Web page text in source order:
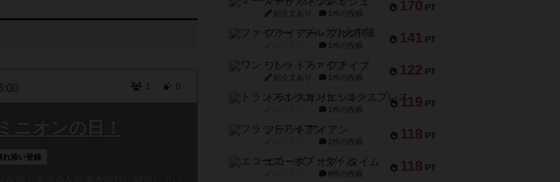
1 0
ニオンの日！
れ添い登録
170 PT
紹介文あり 1件の投稿
141 PT
ファイアー・ブルズ / 火牛陣
1件の投稿
122 PT
ワン・トゥ・ファイブ
紹介文あり 1件の投稿
119 PT
トランスオリエント・エクスプレス
1件の投稿
118 PT
フラットアイアン
2件の投稿
118 PT
エコーズ・オブ・タイム
8件の投稿